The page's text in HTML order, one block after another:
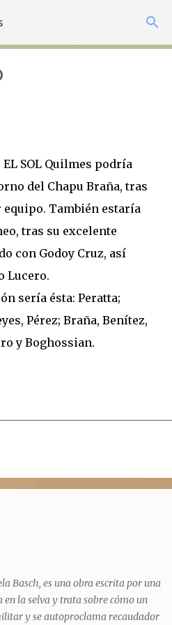
principal
SOL Quilmes podría
del Chapu Braña, tras
También estaría
tras su excelente
con Godoy Cruz, así
Lucero.
sería ésta: Peratta;
Pérez; Braña, Benítez,
y Boghossian.
Basch, es una obra escrita por una
la selva y trata sobre cómo un
y se autoproclama recaudador